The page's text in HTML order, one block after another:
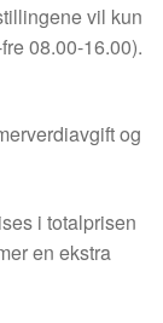
vil kun
08.00-16.00).
og
i totalprisen
en ekstra